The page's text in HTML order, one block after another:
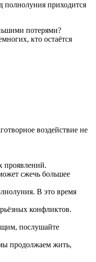
полнолуния приходится
потерями?
кто остаётся
воздействие не
проявлений.
сжечь большее
В это время
конфликтов.
послушайте
продолжаем жить,